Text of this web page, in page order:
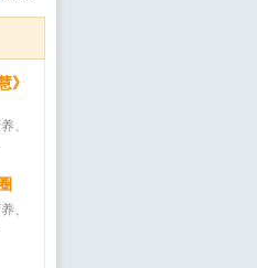
》
、
、